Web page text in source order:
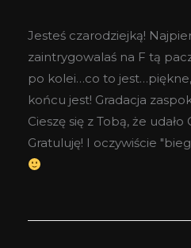
Jesteś czarodziejką!
zaintrygowalaś na F tą
po kolei…co to
końcu jest! Gradacja
Cieszę się z Tobą, że udało
Gratuluję! I oczywiście